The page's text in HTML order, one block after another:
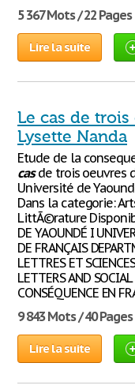
5 367 Mots / 22 Pages
Lire la suite
Le cas de
Lysette Nanda
Etude de la
casde trois oeuvres
Université de
Dans la categorie:
LittÃ©rature
DE YAOUNDÉ I
DE FRANÇAIS
LETTRES ET
LETTERS AND
CONSÉQUENCE EN
9 843 Mots / 40 Pages
Lire la suite